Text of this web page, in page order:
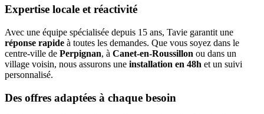
Expertise locale et réactivité
Avec une équipe spécialisée depuis 15 ans, Tavie garantit une
réponse rapide à toutes les demandes. Que vous soyez dans le
centre-ville de Perpignan, à Canet-en-Roussillon ou dans un
village voisin, nous assurons une installation en 48h et un suivi
personnalisé.
Des offres adaptées à chaque besoin